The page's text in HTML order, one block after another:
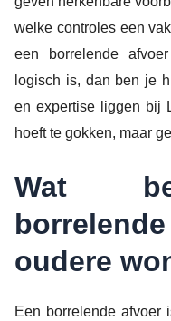
welke controles een
een borrelende
logisch is, dan ben je
en expertise liggen bij
hoeft te gokken, maar
Wat
oudere
Een borrelende